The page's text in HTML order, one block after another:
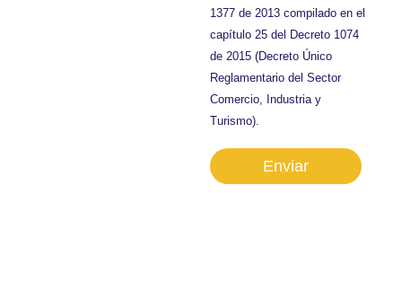
1377 de 2013 compilado en el
capítulo 25 del Decreto 1074
de 2015 (Decreto Único
Reglamentario del Sector
Comercio, Industria y
Turismo).
Enviar